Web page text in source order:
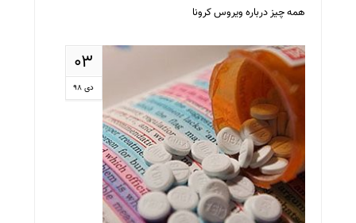
همه چیز درباره ویروس کرونا
۰۳
دی ۹۸